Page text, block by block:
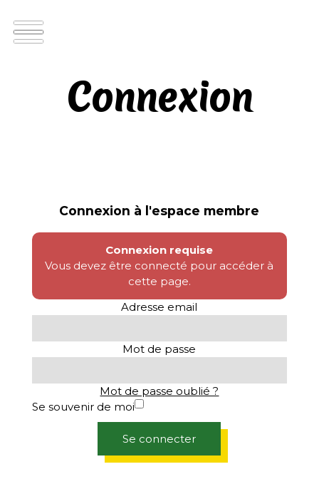
Connexion
Connexion à l'espace membre
Connexion requise
Vous devez être connecté pour accéder à
cette page.
Adresse email
Mot de passe
Mot de passe oublié ?
Se souvenir de moi
Se connecter